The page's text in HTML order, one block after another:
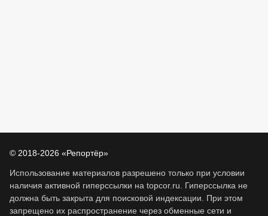
© 2018-2026 «Репортёр»
Использование материалов разрешено только при условии
наличия активной гиперссылки на topcor.ru. Гиперссылка не
должна быть закрыта для поисковой индексации. При этом
запрещено их распространение через обменные сети и